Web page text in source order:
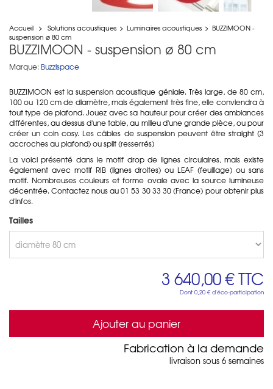
Accueil > Solutions acoustiques > Luminaires acoustiques > BUZZIMOON -
suspension ø 80 cm
BUZZIMOON - suspension ø 80 cm
Marque: Buzzispace
BUZZIMOON est la suspension acoustique géniale. Très large, de 80 cm,
100 ou 120 cm de diamètre, mais également très fine, elle conviendra à
tout type de plafond. Jouez avec sa hauteur pour créer des ambiances
différentes, au dessus d'une table, au milieu d'une grande pièce, ou pour
créer un coin cosy. Les câbles de suspension peuvent être straight (3
accroches au plafond) ou split (resserrés)
La voici présenté dans le motif drop de lignes circulaires, mais existe
également avec motif RIB (lignes droites) ou LEAF (feuillage) ou sans
motif. Nombreuses couleurs et forme ovale avec la source lumineuse
décentrée. Contactez nous au 01 53 30 33 30 (France) pour obtenir plus
d'infos.
Tailles
3 640,00 €TTC
Dont 0,20 € d'éco-participation
Ajouter au panier
Fabrication à la demande
livraison sous 6 semaines